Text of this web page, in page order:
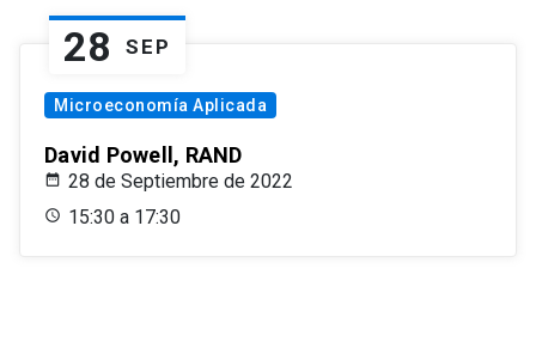
28 SEP
Microeconomía Aplicada
David Powell, RAND
28 de Septiembre de 2022
15:30 a 17:30